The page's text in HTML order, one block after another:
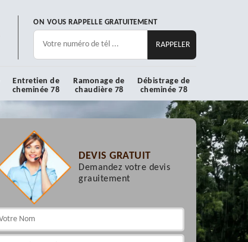
ON VOUS RAPPELLE GRATUITEMENT
Entretien de
cheminée 78
Ramonage de
chaudière 78
Débistrage de
cheminée 78
DEVIS GRATUIT
Demandez votre devis
grauitement